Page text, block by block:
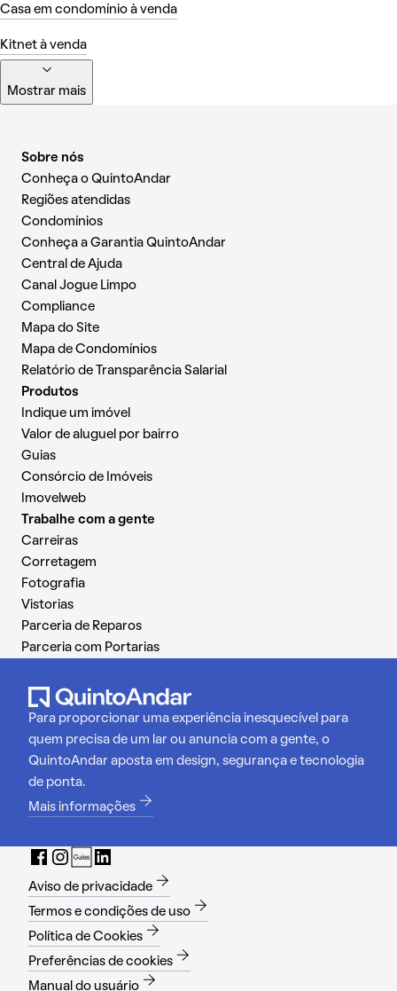
Casa em condomínio à venda
Kitnet à venda
Mostrar mais
Sobre nós
Conheça o QuintoAndar
Regiões atendidas
Condomínios
Conheça a Garantia QuintoAndar
Central de Ajuda
Canal Jogue Limpo
Compliance
Mapa do Site
Mapa de Condomínios
Relatório de Transparência Salarial
Produtos
Indique um imóvel
Valor de aluguel por bairro
Guias
Consórcio de Imóveis
Imovelweb
Trabalhe com a gente
Carreiras
Corretagem
Fotografia
Vistorias
Parceria de Reparos
Parceria com Portarias
Para proporcionar uma experiência inesquecível para
quem precisa de um lar ou anuncia com a gente, o
QuintoAndar aposta em design, segurança e tecnologia
de ponta.
Mais informações
Aviso de privacidade
Termos e condições de uso
Política de Cookies
Preferências de cookies
Manual do usuário